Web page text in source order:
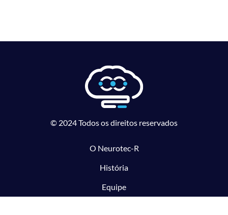
© 2024 Todos os direitos reservados
O Neurotec-R
História
Equipe